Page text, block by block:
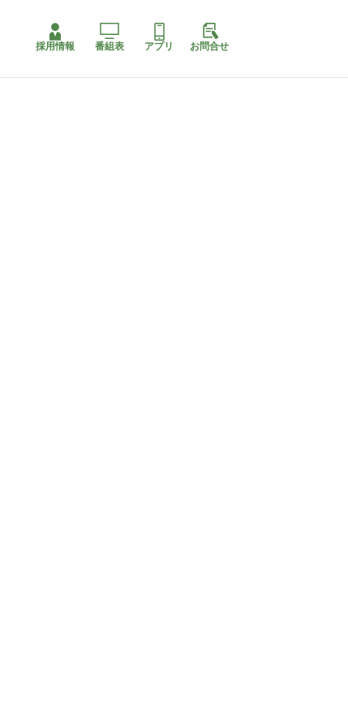
採用情報 番組表 アプリ お問合せ